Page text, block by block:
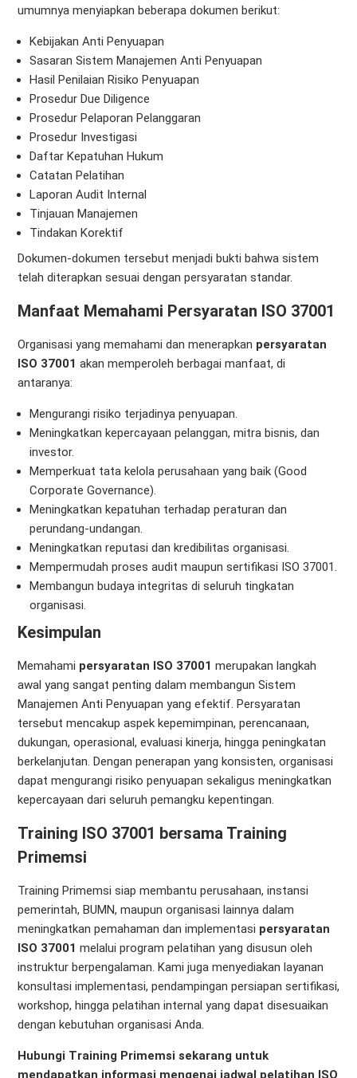
umumnya menyiapkan beberapa dokumen berikut:
Kebijakan Anti Penyuapan
Sasaran Sistem Manajemen Anti Penyuapan
Hasil Penilaian Risiko Penyuapan
Prosedur Due Diligence
Prosedur Pelaporan Pelanggaran
Prosedur Investigasi
Daftar Kepatuhan Hukum
Catatan Pelatihan
Laporan Audit Internal
Tinjauan Manajemen
Tindakan Korektif
Dokumen-dokumen tersebut menjadi bukti bahwa sistem
telah diterapkan sesuai dengan persyaratan standar.
Manfaat Memahami Persyaratan ISO 37001
Organisasi yang memahami dan menerapkan persyaratan
ISO 37001 akan memperoleh berbagai manfaat, di
antaranya:
Mengurangi risiko terjadinya penyuapan.
Meningkatkan kepercayaan pelanggan, mitra bisnis, dan
investor.
Memperkuat tata kelola perusahaan yang baik (Good
Corporate Governance).
Meningkatkan kepatuhan terhadap peraturan dan
perundang-undangan.
Meningkatkan reputasi dan kredibilitas organisasi.
Mempermudah proses audit maupun sertifikasi ISO 37001.
Membangun budaya integritas di seluruh tingkatan
organisasi.
Kesimpulan
Memahami persyaratan ISO 37001 merupakan langkah
awal yang sangat penting dalam membangun Sistem
Manajemen Anti Penyuapan yang efektif. Persyaratan
tersebut mencakup aspek kepemimpinan, perencanaan,
dukungan, operasional, evaluasi kinerja, hingga peningkatan
berkelanjutan. Dengan penerapan yang konsisten, organisasi
dapat mengurangi risiko penyuapan sekaligus meningkatkan
kepercayaan dari seluruh pemangku kepentingan.
Training ISO 37001 bersama Training
Primemsi
Training Primemsi siap membantu perusahaan, instansi
pemerintah, BUMN, maupun organisasi lainnya dalam
meningkatkan pemahaman dan implementasi persyaratan
ISO 37001 melalui program pelatihan yang disusun oleh
instruktur berpengalaman. Kami juga menyediakan layanan
konsultasi implementasi, pendampingan persiapan sertifikasi,
workshop, hingga pelatihan internal yang dapat disesuaikan
dengan kebutuhan organisasi Anda.
Hubungi Training Primemsi sekarang untuk
mendapatkan informasi mengenai jadwal pelatihan ISO